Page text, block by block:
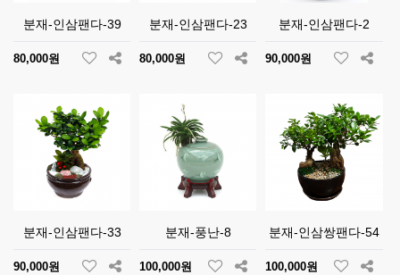
분재-인삼팬다-39
80,000원
분재-인삼팬다-23
80,000원
분재-인삼팬다-2
90,000원
분재-인삼팬다-33
90,000원
분재-풍난-8
100,000원
분재-인삼쌍팬다-54
100,000원